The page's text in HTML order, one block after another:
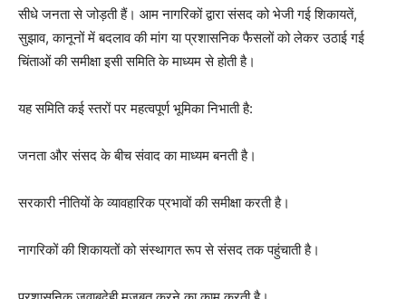
सीधे जनता से जोड़ती हैं। आम नागरिकों द्वारा संसद को भेजी गई शिकायतें,
सुझाव, कानूनों में बदलाव की मांग या प्रशासनिक फैसलों को लेकर उठाई गई
चिंताओं की समीक्षा इसी समिति के माध्यम से होती है।
यह समिति कई स्तरों पर महत्वपूर्ण भूमिका निभाती है:
जनता और संसद के बीच संवाद का माध्यम बनती है।
सरकारी नीतियों के व्यावहारिक प्रभावों की समीक्षा करती है।
नागरिकों की शिकायतों को संस्थागत रूप से संसद तक पहुंचाती है।